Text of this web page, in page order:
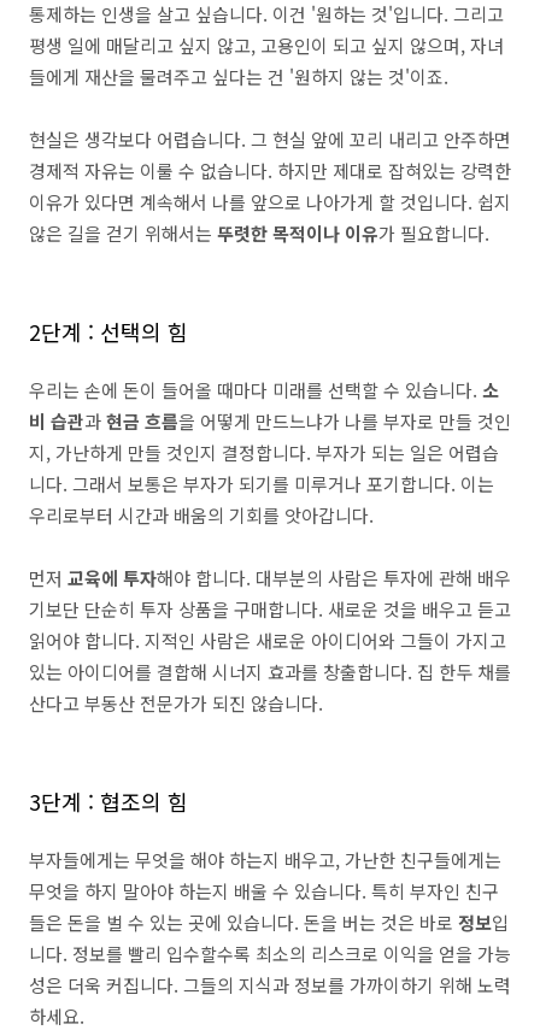
통제하는 인생을 살고 싶습니다. 이건 '원하는 것'입니다. 그리고
평생 일에 매달리고 싶지 않고, 고용인이 되고 싶지 않으며, 자녀
들에게 재산을 물려주고 싶다는 건 '원하지 않는 것'이죠.
현실은 생각보다 어렵습니다. 그 현실 앞에 꼬리 내리고 안주하면
경제적 자유는 이룰 수 없습니다. 하지만 제대로 잡혀있는 강력한
이유가 있다면 계속해서 나를 앞으로 나아가게 할 것입니다. 쉽지
않은 길을 걷기 위해서는 뚜렷한 목적이나 이유가 필요합니다.
2단계 : 선택의 힘
우리는 손에 돈이 들어올 때마다 미래를 선택할 수 있습니다. 소
비 습관과현금 흐름을 어떻게 만드느냐가 나를 부자로 만들 것인
지, 가난하게 만들 것인지 결정합니다. 부자가 되는 일은 어렵습
니다. 그래서 보통은 부자가 되기를 미루거나 포기합니다. 이는
우리로부터 시간과 배움의 기회를 앗아갑니다.
먼저 교육에 투자해야 합니다. 대부분의 사람은 투자에 관해 배우
기보단 단순히 투자 상품을 구매합니다. 새로운 것을 배우고 듣고
읽어야 합니다. 지적인 사람은 새로운 아이디어와 그들이 가지고
있는 아이디어를 결합해 시너지 효과를 창출합니다. 집 한두 채를
산다고 부동산 전문가가 되진 않습니다.
3단계 : 협조의 힘
부자들에게는 무엇을 해야 하는지 배우고, 가난한 친구들에게는
무엇을 하지 말아야 하는지 배울 수 있습니다. 특히 부자인 친구
들은 돈을 벌 수 있는 곳에 있습니다. 돈을 버는 것은 바로 정보입
니다. 정보를 빨리 입수할수록 최소의 리스크로 이익을 얻을 가능
성은 더욱 커집니다. 그들의 지식과 정보를 가까이하기 위해 노력
하세요.